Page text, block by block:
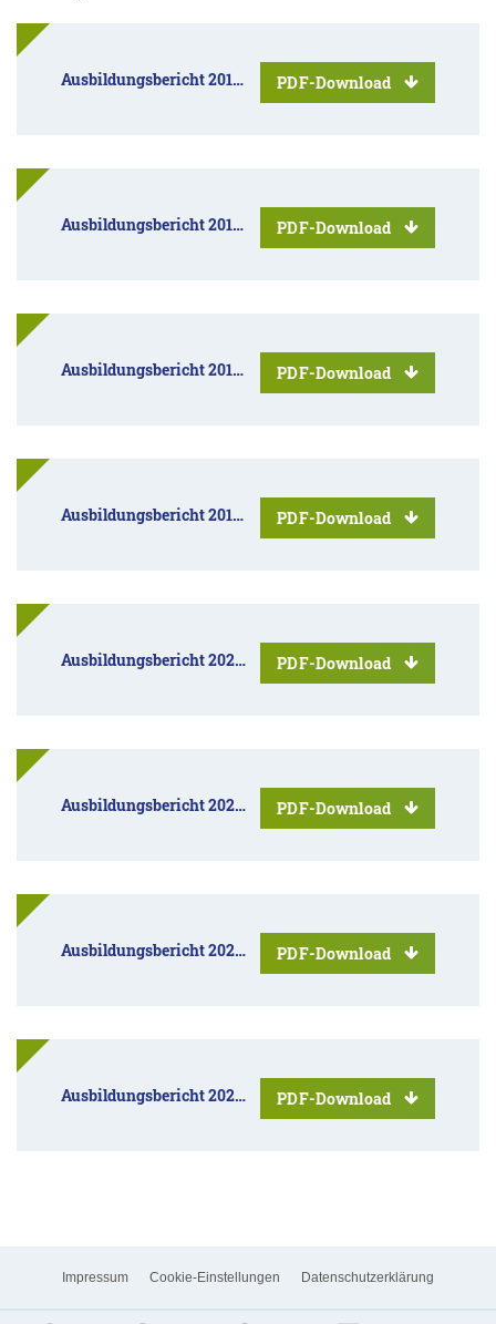
Ausbildungsbericht 2016/2017 PDF-Download
Ausbildungsbericht 2017/2018 PDF-Download
Ausbildungsbericht 2018/2019 PDF-Download
Ausbildungsbericht 2019/2020 PDF-Download
Ausbildungsbericht 2020/2021 PDF-Download
Ausbildungsbericht 2022/2023 PDF-Download
Ausbildungsbericht 2023/2024 PDF-Download
Ausbildungsbericht 2024/2025 PDF-Download
Impressum Cookie-Einstellungen Datenschutzerklärung